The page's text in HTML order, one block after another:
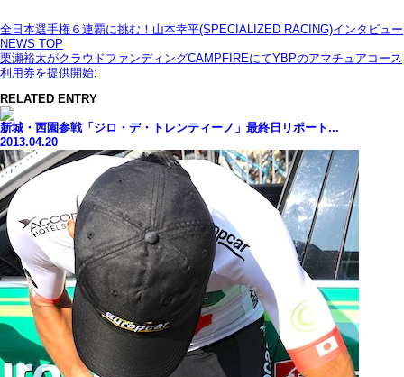
全日本選手権６連覇に挑む！山本幸平(SPECIALIZED RACING)インタビュー
NEWS TOP
栗瀬裕太がクラウドファンディングCAMPFIREにてYBPのアマチュアコース
利用券を提供開始;
RELATED ENTRY
新城・西園参戦「ジロ・デ・トレンティーノ」最終日リポート...
2013.04.20